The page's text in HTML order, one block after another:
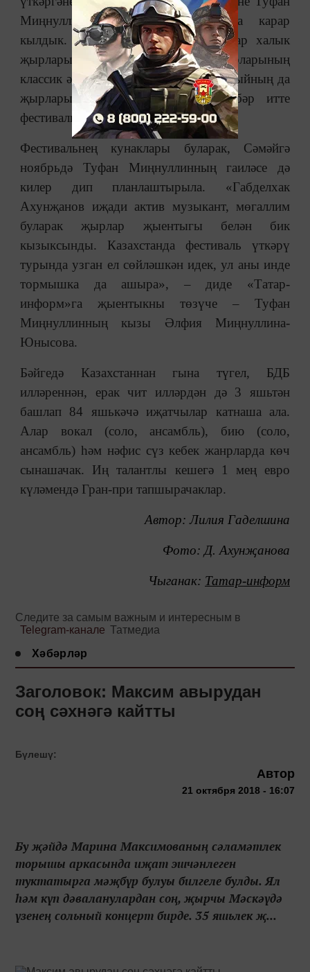
Миңнуллин истәлегенә багышларга карар
кылдык. Бәйге программасында татар халык
җырлары һәм татар композиторларының
классик әсәрләре генә түгел, Туфан абыйның да
җырлары яңгыраячак», – дип хәбәр итте
фестивальнең сәнгать җитәкчесе.
Фестивальнең кунаклары буларак, Сәмәйгә
ноябрьдә Туфан Миңнуллинның гаиләсе дә
килер дип планлаштырыла. «Габделхак
Ахунҗанов иҗади актив музыкант, мөгаллим
буларак җырлар җыентыгы белән бик
кызыксынды. Казахстанда фестиваль үткәрү
турында узган ел сөйләшкән идек, ул аны инде
тормышка да ашыра», – диде «Татар-
информ»га җыентыкны төзүче – Туфан
Миңнуллинның кызы Әлфия Миңнуллина-
Юнысова.
Бәйгедә Казахстаннан гына түгел, БДБ
илләреннән, ерак чит илләрдән дә 3 яшьтән
башлап 84 яшькәчә иҗатчылар катнаша ала.
Алар вокал (соло, ансамбль), бию (соло,
ансамбль) һәм нәфис сүз кебек жанрларда көч
сынашачак. Иң талантлы кешегә 1 мең евро
күләмендә Гран-при тапшырачаклар.
Автор: Лилия Гаделшина
Фото: Д. Ахунҗанова
Чыганак: Татар-информ
Следите за самым важным и интересным в
Telegram-канале Татмедиа
Хәбәрләр
Заголовок: Максим авырудан
соң сәхнәгә кайтты
Бүлешү:
Автор
21 октября 2018 - 16:07
Бу җәйдә Марина Максимованың сәламәтлек
торышы аркасында иҗат эшчәнлеген
туктатырга мәҗбүр булуы билгеле булды. Ял
һәм күп дәваланулардан соң, җырчы Мәскәүдә
үзенең сольный концерт бирде. 35 яшьлек җ...